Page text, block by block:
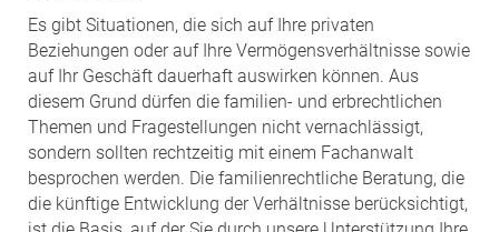
Es gibt Situationen, die sich auf Ihre privaten
Beziehungen oder auf Ihre Vermögensverhältnisse sowie
auf Ihr Geschäft dauerhaft auswirken können. Aus
diesem Grund dürfen die familien- und erbrechtlichen
Themen und Fragestellungen nicht vernachlässigt,
sondern sollten rechtzeitig mit einem Fachanwalt
besprochen werden. Die familienrechtliche Beratung, die
die künftige Entwicklung der Verhältnisse berücksichtigt,